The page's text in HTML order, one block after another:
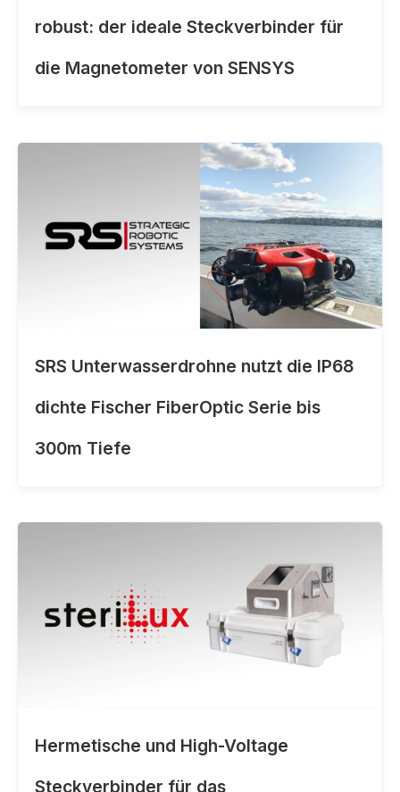
robust: der ideale Steckverbinder für
die Magnetometer von SENSYS
SRS Unterwasserdrohne nutzt die IP68
dichte Fischer FiberOptic Serie bis
300m Tiefe
Hermetische und High-Voltage
Steckverbinder für das